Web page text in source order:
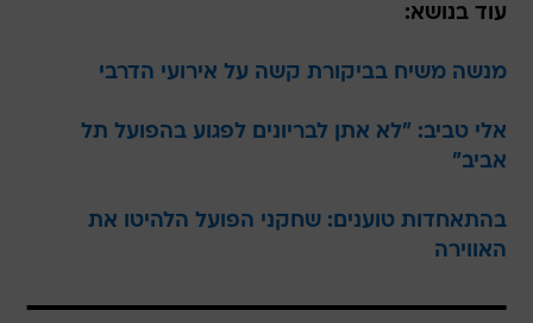
עוד בנושא:
מנשה משיח בביקורת קשה על אירועי הדרבי
אלי טביב: "לא אתן לבריונים לפגוע בהפועל תל
אביב"
בהתאחדות טוענים: שחקני הפועל הלהיטו את
האווירה